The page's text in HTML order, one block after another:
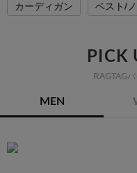
カーディガン ベスト/
PICK
RAGTAG
MEN